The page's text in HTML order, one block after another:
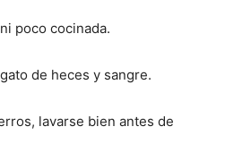
poco cocinada.
de heces y sangre.
lavarse bien antes de